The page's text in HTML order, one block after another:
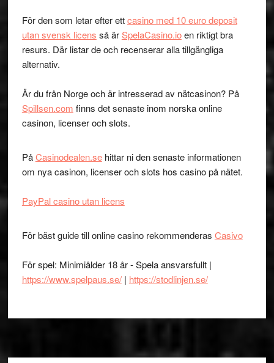
För den som letar efter ettcasino med 10 euro deposit
utan svensk licens så ärSpelaCasino.ioen riktigt bra
resurs. Där listar de och recenserar alla tillgängliga
alternativ.
Är du från Norge och är intresserad av nätcasinon? På
Spillsen.com finns det senaste inom norska online
casinon, licenser och slots.
PåCasinodealen.sehittar ni den senaste informationen
om nya casinon, licenser och slots hos casino på nätet.
PayPal casino utan licens
För bäst guide till online casino rekommenderas Casivo
För spel: Minimiålder 18 år - Spela ansvarsfullt |
https://www.spelpaus.se/| https://stodlinjen.se/